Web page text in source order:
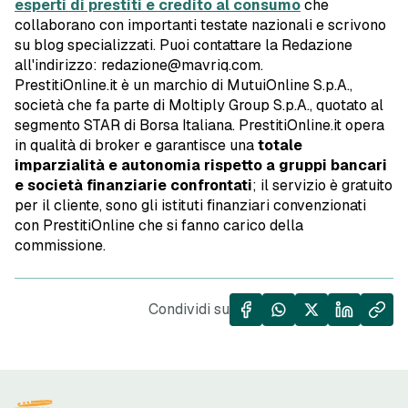
esperti di prestiti e credito al consumoche
collaborano con importanti testate nazionali e scrivono
su blog specializzati. Puoi contattare la Redazione
all'indirizzo: redazione@mavriq.com.
PrestitiOnline.it è un marchio di MutuiOnline S.p.A.,
società che fa parte di Moltiply Group S.p.A., quotato al
segmento STAR di Borsa Italiana. PrestitiOnline.it opera
in qualità di broker e garantisce unatotale
imparzialità e autonomia rispetto a gruppi bancari
e società finanziarie confrontati; il servizio è gratuito
per il cliente, sono gli istituti finanziari convenzionati
con PrestitiOnline che si fanno carico della
commissione.
Condividi su